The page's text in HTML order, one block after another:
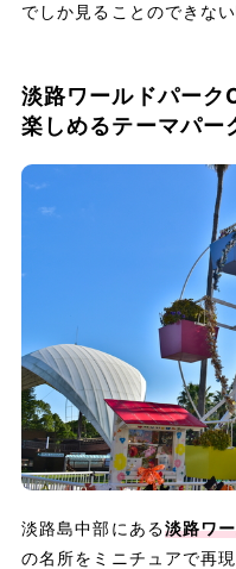
でしか見ることのできな
淡路ワールドパーク
楽しめるテーマパー
淡路島中部にある淡路ワ
の名所をミニチュアで再